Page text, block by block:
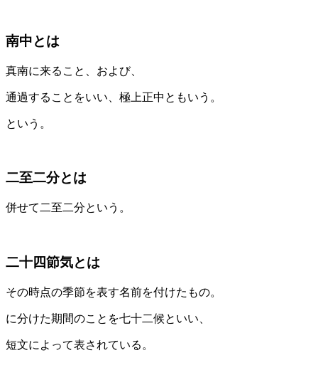
南中とは
真南に来ること、および、
通過することをいい、極上正中ともいう。
という。
二至二分とは
併せて二至二分という。
二十四節気とは
その時点の季節を表す名前を付けたもの。
に分けた期間のことを七十二候といい、
短文によって表されている。